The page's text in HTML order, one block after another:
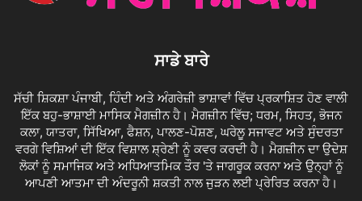
ਸਾਡੇ ਬਾਰੇ
ਸੱਚੀ ਸ਼ਿਕਸ਼ਾ ਪੰਜਾਬੀ, ਹਿੰਦੀ ਅਤੇ ਅੰਗਰੇਜ਼ੀ ਭਾਸ਼ਾਵਾਂ ਵਿੱਚ ਪ੍ਰਕਾਸ਼ਿਤ ਹੋਣ ਵਾਲੀ
ਇੱਕ ਬਹੁ-ਭਾਸ਼ਾਈ ਮਾਸਿਕ ਮੈਗਜ਼ੀਨ ਹੈ। ਮੈਗਜ਼ੀਨ ਵਿੱਚ; ਧਰਮ, ਸਿਹਤ, ਭੋਜਨ
ਕਲਾ, ਯਾਤਰਾ, ਸਿੱਖਿਆ, ਫੈਸ਼ਨ, ਪਾਲਣ-ਪੋਸ਼ਣ, ਘਰੇਲੂ ਸਜਾਵਟ ਅਤੇ ਸੁੰਦਰਤਾ
ਵਰਗੇ ਵਿਸ਼ਿਆਂ ਦੀ ਇੱਕ ਵਿਸ਼ਾਲ ਸ਼੍ਰੇਣੀ ਨੂੰ ਕਵਰ ਕਰਦੀ ਹੈ। ਮੈਗਜ਼ੀਨ ਦਾ ਉਦੇਸ਼
ਲੋਕਾਂ ਨੂੰ ਸਮਾਜਿਕ ਅਤੇ ਅਧਿਆਤਮਿਕ ਤੌਰ 'ਤੇ ਜਾਗਰੂਕ ਕਰਨਾ ਅਤੇ ਉਨ੍ਹਾਂ ਨੂੰ
ਆਪਣੀ ਆਤਮਾ ਦੀ ਅੰਦਰੂਨੀ ਸ਼ਕਤੀ ਨਾਲ ਜੁੜਨ ਲਈ ਪ੍ਰੇਰਿਤ ਕਰਨਾ ਹੈ।